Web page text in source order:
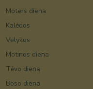
Moters diena
Kalėdos
Velykos
Motinos diena
Tėvo diena
Boso diena